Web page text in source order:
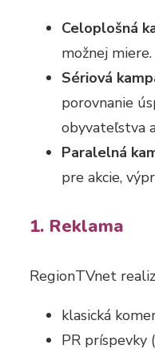
Celoplošná
možnej miere.
Sériová
porovnanie
obyvateľstva
Paralelná
pre akcie,
1. Reklama
RegionTVnet
klasická
PR príspevky